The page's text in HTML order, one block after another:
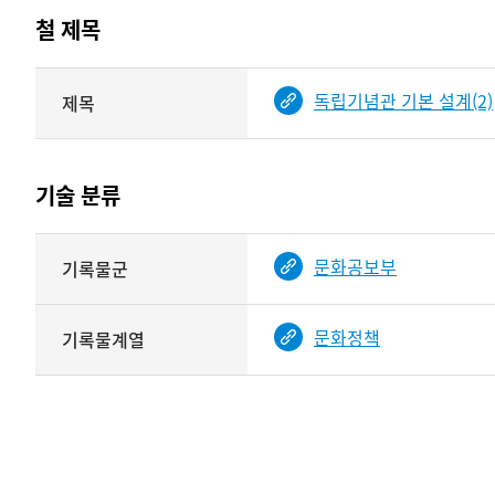
테이블
기여자
제공됨
<
철 제목
기록물
건의
제목를
보여주는
표
제목 독립기념관 기본 설계(2)
기술 분류
분류
정보를
보여주는
표
기록물군 문화공보부
기록물계열 문화정책